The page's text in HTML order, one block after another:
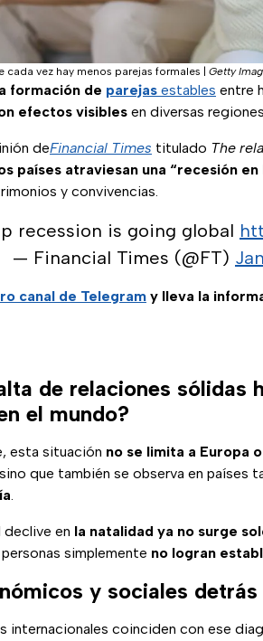
cada vez hay menos parejas formales Getty
formación de parejas estables entre
efectos visibles en diversas
deFinancial Times titulado The
países atraviesan una “recesión en
y convivencias.
recession is going global
— Financial Times (@FT)
canal de Telegram y lleva la
de relaciones sólidas
el mundo?
esta situación no se limita a Europa
que también se observa en países
.
en la natalidad ya no surge
simplemente no logran
y sociales
internacionales coinciden con ese